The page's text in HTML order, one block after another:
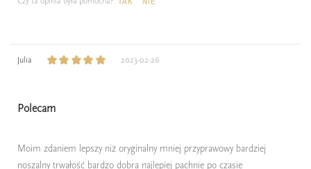
Julia 2023-02-26
Polecam
Moim zdaniem lepszy niż oryginalny mniej przyprawowy bardziej
noszalny trwałość bardzo dobra najlepiej pachnie po czasie